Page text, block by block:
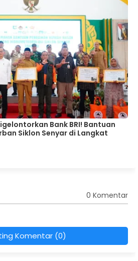
Bank BRI! Bantuan
Siklon Senyar di Langkat
0 Komentar
Komentar (0)